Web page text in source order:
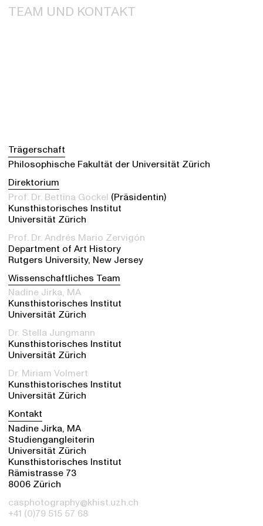
TEAM UND KONTAKT
Trägerschaft
Philosophische Fakultät der Universität Zürich
Direktorium
Prof. Dr. Bettina Gockel (Präsidentin)
Kunsthistorisches Institut
Universität Zürich
Prof. Dr. Andrés Mario Zervigón
Department of Art History
Rutgers University, New Jersey
Wissenschaftliches Team
Nadine Jirka, MA
Kunsthistorisches Institut
Universität Zürich
Dr. Stella Jungmann
Kunsthistorisches Institut
Universität Zürich
Dr. Miriam Volmert
Kunsthistorisches Institut
Universität Zürich
Kontakt
Nadine Jirka, MA
Studiengangleiterin
Universität Zürich
Kunsthistorisches Institut
Rämistrasse 73
8006 Zürich
casphotography@khist.uzh.ch
+41 (0)79 515 57 68